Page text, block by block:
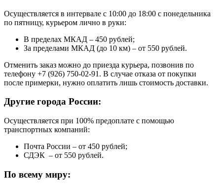
Осуществляется в интервале с 10:00 до 18:00 с понедельника
по пятницу, курьером лично в руки:
В пределах МКАД – 450 рублей;
За пределами МКАД (до 10 км) – от 550 рублей.
Отменить заказ можно до приезда курьера, позвонив по
телефону +7 (926) 750-02-91. В случае отказа от покупки
после примерки, нужно оплатить лишь стоимость доставки.
Другие города России:
Осуществляется при 100% предоплате с помощью
транспортных компаний:
Почта России – от 450 рублей;
СДЭК – от 550 рублей.
По всему миру: